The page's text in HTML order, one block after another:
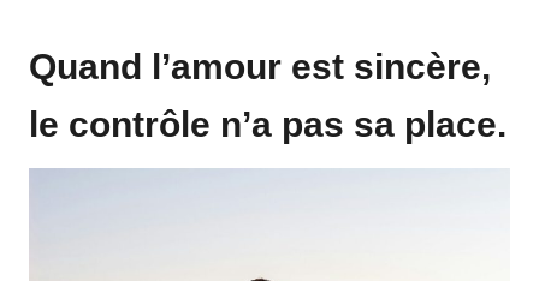
Quand l’amour est sincère,
le contrôle n’a pas sa place.